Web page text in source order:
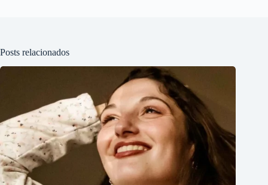
Posts relacionados